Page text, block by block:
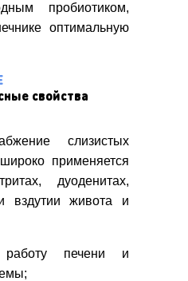
пробиотиком,
оптимальную
свойства
слизистых
применяется
дуоденитах,
вздутии живота и
работу печени и